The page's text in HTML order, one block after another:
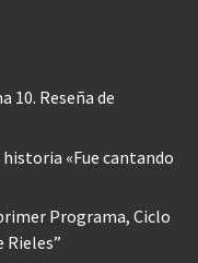
10. Reseña de
«Fue cantando
Programa, Ciclo
Rieles”